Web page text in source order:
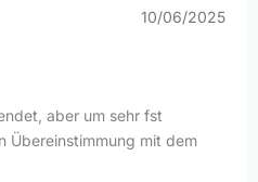
10/06/2025
aber um sehr fst
Übereinstimmung mit dem